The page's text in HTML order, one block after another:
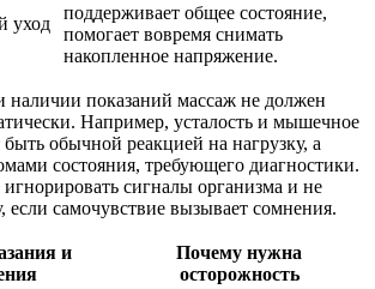
уход
поддерживает общее состояние,
помогает вовремя снимать
накопленное напряжение.
показаний массаж не должен
Например, усталость и мышечное
обычной реакцией на нагрузку, а
состояния, требующего диагностики.
сигналы организма и не
если самочувствие вызывает сомнения.
и
Почему нужна
осторожность